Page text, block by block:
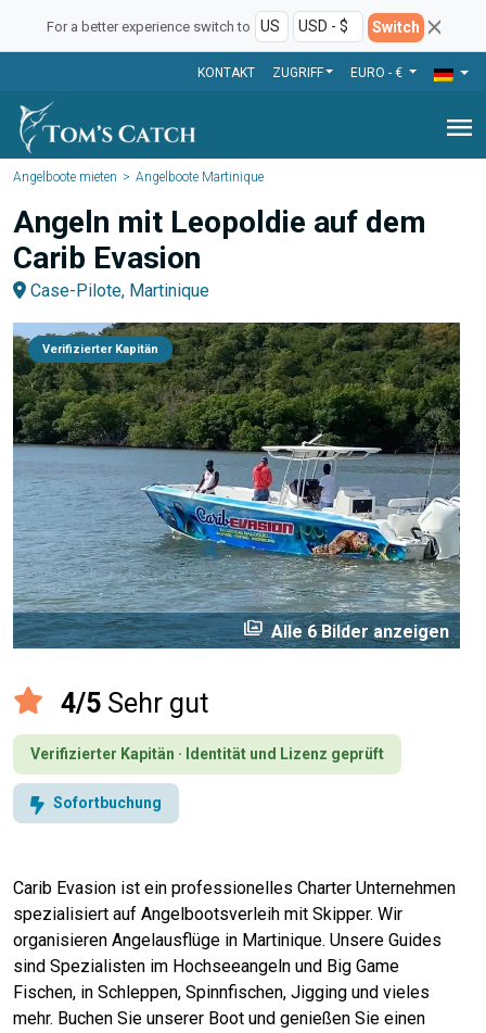
For a better experience switch to Switch
KONTAKT ZUGRIFF EURO - €
menu
Angelboote mieten Angelboote Martinique
Angeln mit Leopoldie auf dem
Carib Evasion
Case-Pilote, Martinique
Verifizierter Kapitän
perm_media Alle 6 Bilder anzeigen
4/5 Sehr gut
Verifizierter Kapitän · Identität und Lizenz geprüft
Sofortbuchung
Carib Evasion ist ein professionelles Charter Unternehmen
spezialisiert auf Angelbootsverleih mit Skipper. Wir
organisieren Angelausflüge in Martinique. Unsere Guides
sind Spezialisten im Hochseeangeln und Big Game
Fischen, in Schleppen, Spinnfischen, Jigging und vieles
mehr. Buchen Sie unserer Boot und genießen Sie einen